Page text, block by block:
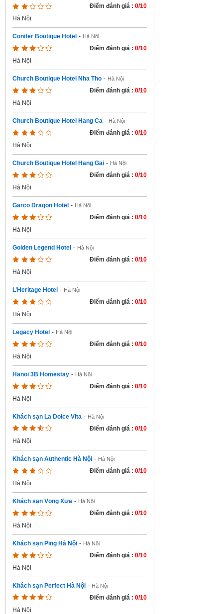
Điểm đánh giá : 0/10
Hà Nội
Conifer Boutique Hotel - Hà Nội
Điểm đánh giá : 0/10
Hà Nội
Church Boutique Hotel Nha Tho - Hà Nội
Điểm đánh giá : 0/10
Hà Nội
Church Boutique Hotel Hang Ca - Hà Nội
Điểm đánh giá : 0/10
Hà Nội
Church Boutique Hotel Hang Gai - Hà Nội
Điểm đánh giá : 0/10
Hà Nội
Garco Dragon Hotel - Hà Nội
Điểm đánh giá : 0/10
Hà Nội
Golden Legend Hotel - Hà Nội
Điểm đánh giá : 0/10
Hà Nội
L’Heritage Hotel - Hà Nội
Điểm đánh giá : 0/10
Hà Nội
Legacy Hotel - Hà Nội
Điểm đánh giá : 0/10
Hà Nội
Hanoi 3B Homestay - Hà Nội
Điểm đánh giá : 0/10
Hà Nội
Khách sạn La Dolce Vita - Hà Nội
Điểm đánh giá : 0/10
Hà Nội
Khách sạn Authentic Hà Nội - Hà Nội
Điểm đánh giá : 0/10
Hà Nội
Khách sạn Vọng Xưa - Hà Nội
Điểm đánh giá : 0/10
Hà Nội
Khách sạn Ping Hà Nội - Hà Nội
Điểm đánh giá : 0/10
Hà Nội
Khách sạn Perfect Hà Nội - Hà Nội
Điểm đánh giá : 0/10
Hà Nội